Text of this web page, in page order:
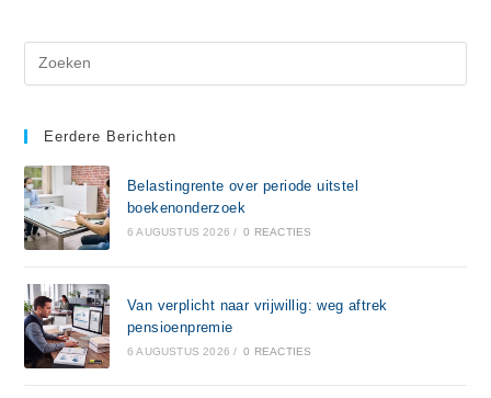
Eerdere Berichten
Belastingrente over periode uitstel
boekenonderzoek
6 AUGUSTUS 2026 / 0 REACTIES
Van verplicht naar vrijwillig: weg aftrek
pensioenpremie
6 AUGUSTUS 2026 / 0 REACTIES